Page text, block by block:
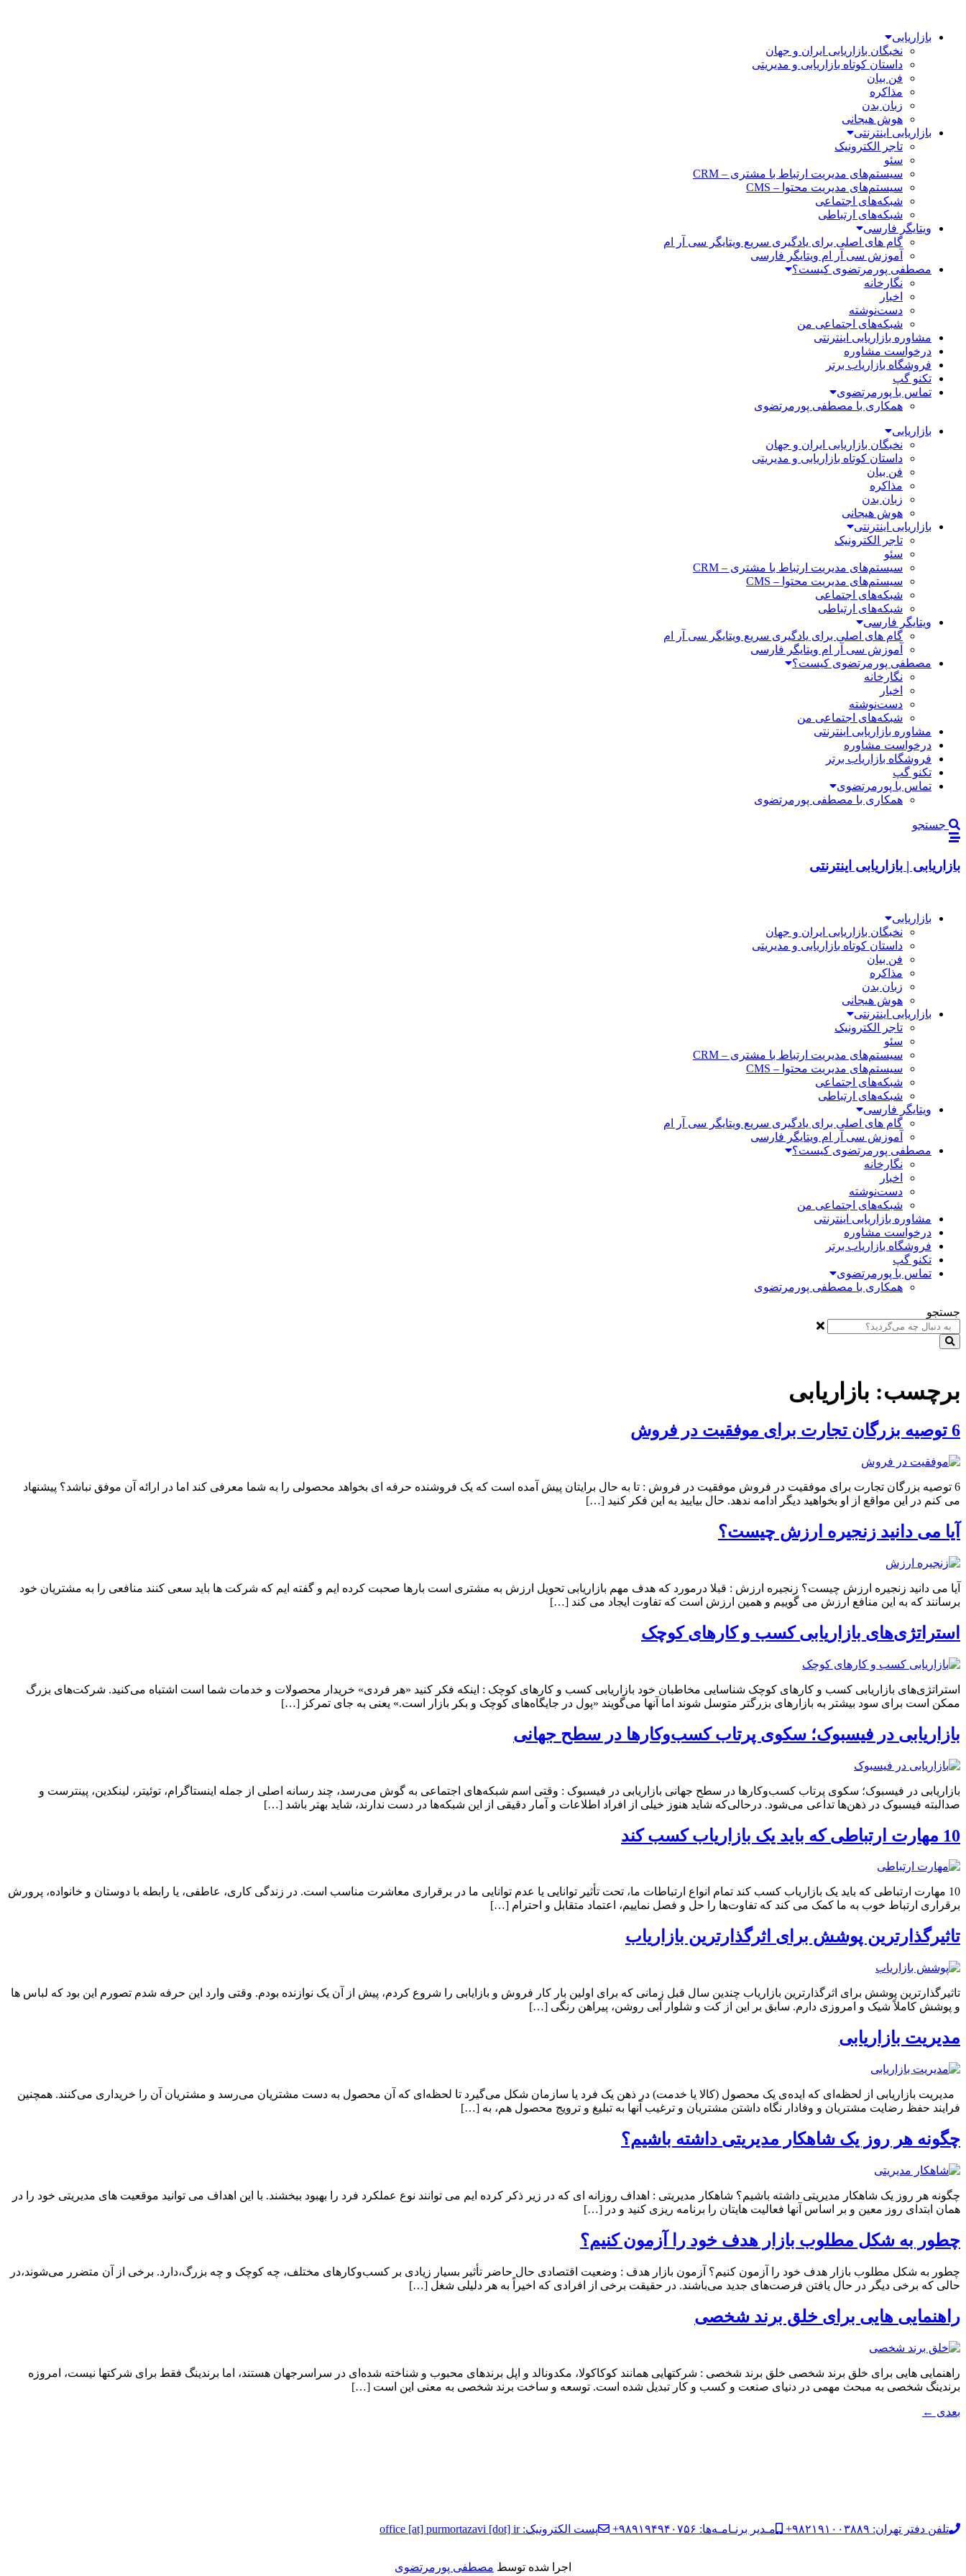
بازاریابی
نخبگان بازاریابی ایران و جهان
داستان کوتاه بازاریابی و مدیریتی
فن بیان
مذاکره
زبان بدن
هوش هیجانی
بازاریابی اینترنتی
تاجر الکترونیک
سئو
سیستم‌های مدیریت ارتباط با مشتری – CRM
سیستم‌های مدیریت محتوا – CMS
شبکه‌های اجتماعی
شبکه‌های ارتباطی
ویتایگر فارسی
گام های اصلی برای یادگیری سریع ویتایگر سی آر ام
آموزش سی آر ام ویتایگر فارسی
مصطفی پورمرتضوی کیست؟
نگارخانه
اخبار
دست‌نوشته
شبکه‌های اجتماعی من
مشاوره بازاریابی اینترنتی
درخواست مشاوره
فروشگاه بازاریاب برتر
تکنو گپ
تماس با پورمرتضوی
همکاری با مصطفی پورمرتضوی
بازاریابی
نخبگان بازاریابی ایران و جهان
داستان کوتاه بازاریابی و مدیریتی
فن بیان
مذاکره
زبان بدن
هوش هیجانی
بازاریابی اینترنتی
تاجر الکترونیک
سئو
سیستم‌های مدیریت ارتباط با مشتری – CRM
سیستم‌های مدیریت محتوا – CMS
شبکه‌های اجتماعی
شبکه‌های ارتباطی
ویتایگر فارسی
گام های اصلی برای یادگیری سریع ویتایگر سی آر ام
آموزش سی آر ام ویتایگر فارسی
مصطفی پورمرتضوی کیست؟
نگارخانه
اخبار
دست‌نوشته
شبکه‌های اجتماعی من
مشاوره بازاریابی اینترنتی
درخواست مشاوره
فروشگاه بازاریاب برتر
تکنو گپ
تماس با پورمرتضوی
همکاری با مصطفی پورمرتضوی
جستجو
بازاریابی | بازاریابی اینترنتی
بازاریابی
نخبگان بازاریابی ایران و جهان
داستان کوتاه بازاریابی و مدیریتی
فن بیان
مذاکره
زبان بدن
هوش هیجانی
بازاریابی اینترنتی
تاجر الکترونیک
سئو
سیستم‌های مدیریت ارتباط با مشتری – CRM
سیستم‌های مدیریت محتوا – CMS
شبکه‌های اجتماعی
شبکه‌های ارتباطی
ویتایگر فارسی
گام های اصلی برای یادگیری سریع ویتایگر سی آر ام
آموزش سی آر ام ویتایگر فارسی
مصطفی پورمرتضوی کیست؟
نگارخانه
اخبار
دست‌نوشته
شبکه‌های اجتماعی من
مشاوره بازاریابی اینترنتی
درخواست مشاوره
فروشگاه بازاریاب برتر
تکنو گپ
تماس با پورمرتضوی
همکاری با مصطفی پورمرتضوی
جستجو
برچسب: بازاریابی
6 توصیه بزرگان تجارت برای موفقیت در فروش
6 توصیه بزرگان تجارت برای موفقیت در فروش موفقیت در فروش :‌ تا به حال برایتان پیش آمده است که یک فروشنده حرفه ای بخواهد محصولی را به شما معرفی کند اما در ارائه آن موفق نباشد؟ پیشنهاد
می کنم در این مواقع از او بخواهید دیگر ادامه ندهد. حال بیایید به این فکر کنید […]
آیا می دانید زنجیره ارزش چیست؟
آیا می دانید زنجیره ارزش چیست؟ زنجیره ارزش : قبلا درمورد که هدف مهم بازاریابی تحویل ارزش به مشتری است بارها صحبت کرده ایم و گفته ایم که شرکت ها باید سعی کنند منافعی را به مشتریان خود
برسانند که به این منافع ارزش می گوییم و همین ارزش است که تفاوت ایجاد می کند […]
استراتژی‌های بازاریابی کسب و کارهای کوچک
استراتژی‌های بازاریابی کسب و کارهای کوچک شناسایی مخاطبان خود بازاریابی کسب و کارهای کوچک : اینکه فکر کنید «هر فردی» خریدار محصولات و خدمات شما است اشتباه می‌کنید. شرکت‌های بزرگ
ممکن است برای سود بیشتر به بازارهای بزرگتر متوسل شوند اما آنها می‌گویند «پول در جایگاه‌های کوچک و بکر بازار است.» یعنی به جای تمرکز […]
بازاریابی در فیسبوک؛ سکوی پرتاب کسب‌وکارها در سطح جهانی
بازاریابی در فیسبوک؛ سکوی پرتاب کسب‌وکارها در سطح جهانی بازاریابی در فیسبوک :‌ وقتی اسم شبکه‌های اجتماعی به گوش می‌رسد، چند رسانه اصلی از جمله اینستاگرام، توئیتر، لینکدین، پینترست و
صدالبته فیسبوک در ذهن‌ها تداعی می‌شود. درحالی‌که شاید هنوز خیلی از افراد اطلاعات و آمار دقیقی از این شبکه‌ها در دست ندارند، شاید بهتر باشد […]
10 مهارت ارتباطی که باید یک بازاریاب کسب کند
10 مهارت ارتباطی که باید یک بازاریاب کسب کند تمام انواع ارتباطات ما، تحت تأثیر توانایی یا عدم توانایی ما در برقراری معاشرت مناسب است. در زندگی کاری، عاطفی، یا رابطه با دوستان و خانواده، پرورش
برقراری ارتباط خوب به ما کمک می کند که تفاوت‌ها را حل و فصل نماییم، اعتماد متقابل و احترام […]
تاثیرگذارترین پوشش برای اثرگذارترین بازاریاب
تاثیرگذارترین پوشش برای اثرگذارترین بازاریاب چندین سال قبل زمانی که برای اولین بار کار فروش و بازایابی را شروع کردم، پیش از آن یک نوازنده بودم. وقتی وارد این حرفه شدم تصورم این بود که لباس ها
و پوشش کاملاً شیک و امروزی دارم. سابق بر این از کت و شلوار آبی روشن، پیراهن رنگی […]
مدیریت بازاریابی
مدیریت بازاریابی از لحظه‌ای که ایده‌‌ی یک محصول (کالا یا خدمت) در ذهن یک فرد یا سازمان شکل می‌گیرد تا لحظه‌ای که آن محصول به دست مشتریان می‌رسد و مشتریان آن را خریداری می‌کنند. همچنین
فرایند حفظ رضایت مشتریان و وفادار نگاه داشتن مشتریان و ترغیب آنها به تبلیغ و ترویج محصول هم، به […]
چگونه هر روز یک شاهکار مدیریتی داشته باشیم؟
چگونه هر روز یک شاهکار مدیریتی داشته باشیم؟ شاهکار مدیریتی : اهداف روزانه ای که در زیر ذکر کرده ایم می توانند نوع عملکرد فرد را بهبود ببخشند. با این اهداف می توانید موقعیت های مدیریتی خود را در
همان ابتدای روز معین و بر اساس آنها فعالیت هایتان را برنامه ریزی کنید و در […]
چطور به شکل مطلوب بازار هدف خود را آزمون کنیم؟
چطور به شکل مطلوب بازار هدف خود را آزمون کنیم؟ آزمون بازار هدف :‌ وضعیت اقتصادی حال حاضر تأثیر بسیار زیادی بر کسب‌وکارهای مختلف، چه کوچک و چه بزرگ،دارد. برخی از آن متضرر می‌شوند،در
حالی که برخی دیگر در حال یافتن فرصت‌های جدید می‌باشند. در حقیقت برخی از افرادی که اخیراً به هر دلیلی شغل […]
راهنمایی هایی برای خلق برند شخصی
راهنمایی هایی برای خلق برند شخصی خلق برند شخصی : شرکتهایی همانند کوکاکولا، مکدونالد و اپل برندهای محبوب و شناخته‌ شده‌ای در سراسرجهان هستند، اما برندینگ فقط برای شرکتها نیست، امروزه
برندینگ شخصی به مبحث مهمی در دنیای صنعت و کسب‌ و کار تبدیل شده است. توسعه و ساخت برند شخصی به معنی این است […]
بعدی ←
تلفن دفتر تهران: ۹۸۲۱۹۱۰۰۳۸۸۹+ مـدیر برنـامـه‌ها: ۹۸۹۱۹۴۹۴۰۷۵۶+ پست الکترونیک: office [at] purmortazavi [dot] ir
اجرا شده توسط مصطفی پورمرتضوی